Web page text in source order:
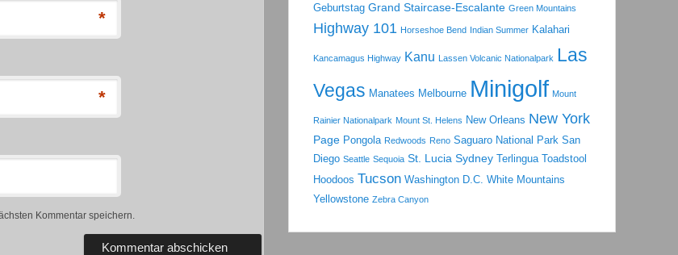
*
*
Kommentar speichern.
Geburtstag Grand Staircase-Escalante Green Mountains
Highway 101 Horseshoe Bend Indian Summer Kalahari
Kancamagus Highway Kanu Lassen Volcanic Nationalpark Las
Vegas Manatees Melbourne Minigolf Mount
Rainier Nationalpark Mount St. Helens New Orleans New York
Page Pongola Redwoods Reno Saguaro National Park San
Diego Seattle Sequoia St. Lucia Sydney Terlingua Toadstool
Hoodoos Tucson Washington D.C. White Mountains
Yellowstone Zebra Canyon